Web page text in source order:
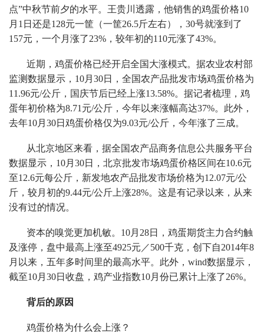
点”中秋节前夕的水平。王贵川透露，他销售的鸡蛋价格10
月1日还是128元一筐（一筐26.5斤左右），30号就涨到了
157元，一个月涨了23%，较年初的110元涨了43%。
近期，鸡蛋价格已经开启全国大涨模式。据农业农村部
监测数据显示，10月30日，全国农产品批发市场鸡蛋价格为
11.96元/公斤，国庆节后已经上涨13.58%。据记者梳理，鸡
蛋年初价格为8.71元/公斤，今年以来涨幅高达37%。此外，
去年10月30日鸡蛋价格仅为9.03元/公斤，今年涨了三成。
从北京地区来看，据全国农产品商务信息公共服务平台
数据显示，10月30日，北京批发市场鸡蛋价格区间在10.6元
至12.6元每公斤，新发地农产品批发市场价格为12.07元/公
斤，较月初的9.44元/公斤上涨28%。这是有记录以来，从来
没有过的情况。
资本的嗅觉更加机敏。10月28日，鸡蛋期货主力合约触
及涨停，盘中最高上涨至4925元／500千克，创下自2014年8
月以来，五年多时间里的最高水平。此外，wind数据显示，
截至10月30日收盘，鸡产业指数10月份已累计上涨了26%。
背后的原因
鸡蛋价格为什么会上涨？